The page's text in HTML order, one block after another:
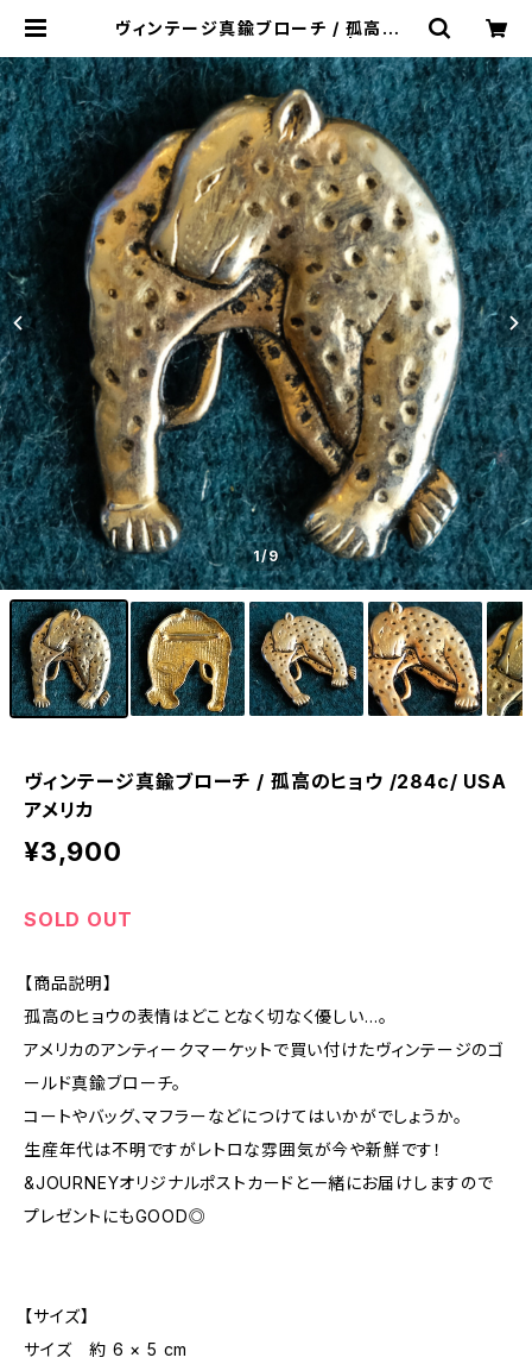
ヴィンテージ真鍮ブローチ / 孤高のヒ
RNEY
1/9
ヴィンテージ真鍮ブローチ / 孤高のヒョウ /284c/ USA
アメリカ
¥3,900
SOLD OUT
【商品説明】
孤高のヒョウの表情はどことなく切なく優しい…。
アメリカのアンティークマーケットで買い付けたヴィンテージのゴ
ールド真鍮ブローチ。
コートやバッグ、マフラーなどにつけてはいかがでしょうか。
生産年代は不明ですがレトロな雰囲気が今や新鮮です！
&JOURNEYオリジナルポストカードと一緒にお届けしますので
プレゼントにもGOOD◎
【サイズ】
サイズ 約 6 × 5 cm